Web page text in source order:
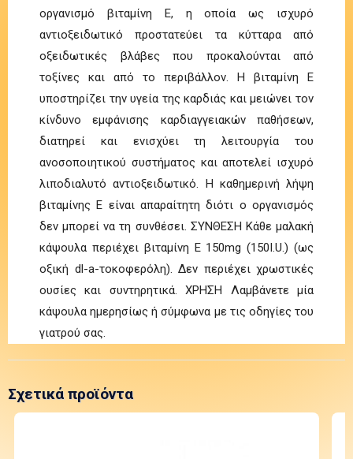
οργανισμό βιταμίνη Ε, η οποία ως ισχυρό
αντιοξειδωτικό προστατεύει τα κύτταρα από
οξειδωτικές βλάβες που προκαλούνται από
τοξίνες και από το περιβάλλον. Η βιταμίνη Ε
υποστηρίζει την υγεία της καρδιάς και μειώνει τον
κίνδυνο εμφάνισης καρδιαγγειακών παθήσεων,
διατηρεί και ενισχύει τη λειτουργία του
ανοσοποιητικού συστήματος και αποτελεί ισχυρό
λιποδιαλυτό αντιοξειδωτικό. Η καθημερινή λήψη
βιταμίνης Ε είναι απαραίτητη διότι ο οργανισμός
δεν μπορεί να τη συνθέσει. ΣΥΝΘΕΣΗ Κάθε μαλακή
κάψουλα περιέχει βιταμίνη Ε 150mg (150I.U.) (ως
οξική dl-a-τοκοφερόλη). Δεν περιέχει χρωστικές
ουσίες και συντηρητικά. ΧΡΗΣΗ Λαμβάνετε μία
κάψουλα ημερησίως ή σύμφωνα με τις οδηγίες του
γιατρού σας.
Σχετικά προϊόντα